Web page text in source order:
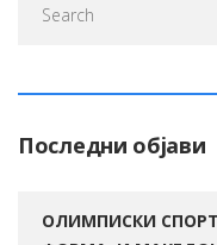
Последни објави
ОЛИМПИСКИ